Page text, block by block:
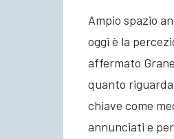
Ampio spazio
oggi è la
affermato
quanto
chiave come
annunciati e